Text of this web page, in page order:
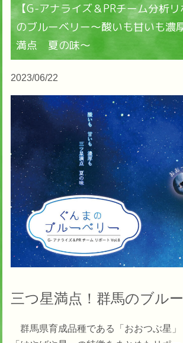
【G-アナライズ＆PRチーム分析
のブルーベリー～酸いも甘いも
満点 夏の味～
2023/06/22
三つ星満点！群馬のブル
群馬県育成品種である「おおつぶ星」